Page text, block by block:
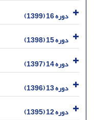
دوره 16 (1399)
دوره 15 (1398)
دوره 14 (1397)
دوره 13 (1396)
دوره 12 (1395)